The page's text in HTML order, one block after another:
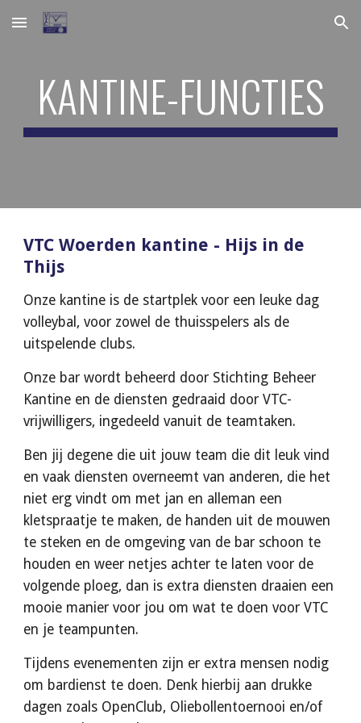
Skip to main content Skip to navigation
KANTINE-FUNCTIES
VTC Woerden kantine - Hijs in de
Thijs
Onze kantine is de startplek voor een leuke dag
volleybal, voor zowel de thuisspelers als de
uitspelende clubs.
Onze bar wordt beheerd door Stichting Beheer
Kantine en de diensten gedraaid door VTC-
vrijwilligers, ingedeeld vanuit de teamtaken.
Ben jij degene die uit jouw team die dit leuk vind
en vaak diensten overneemt van anderen, die het
niet erg vindt om met jan en alleman een
kletspraatje te maken, de handen uit de mouwen
te steken en de omgeving van de bar schoon te
houden en weer netjes achter te laten voor de
volgende ploeg, dan is extra diensten draaien een
mooie manier voor jou om wat te doen voor VTC
en je teampunten.
Tijdens evenementen zijn er extra mensen nodig
om bardienst te doen. Denk hierbij aan drukke
dagen zoals OpenClub, Oliebollentoernooi en/of